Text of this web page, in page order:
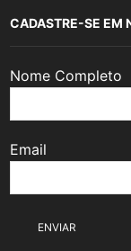
CADASTRE-SE EM
Nome Completo
Email